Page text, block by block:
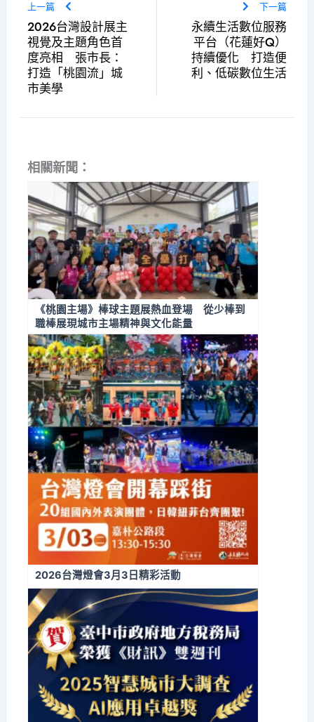
上一篇
2026台灣設計展主
視覺及主題角色首
度亮相 張市長：
打造「桃園流」城
市美學
下一篇
永續生活數位服務
平台（花蓮好Q）
持續優化 打造便
利、低碳數位生活
相關新聞：
《桃園主場》棒球主題展熱血登場 從少棒到
職棒展現城市主場精神與文化能量
2026台灣燈會3月3日精彩活動